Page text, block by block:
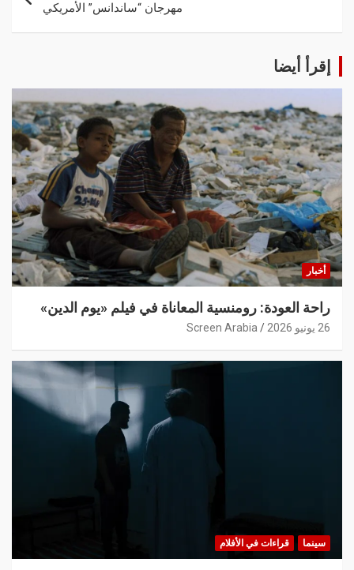
مهرجان “ساندانس” الأمريكي
إقرأ أيضا
أخبار
راحة العودة: رومنسية المعاناة في فيلم «يوم الدين»
26 يونيو 2026 Screen Arabia
سينما قراءات في الأفلام